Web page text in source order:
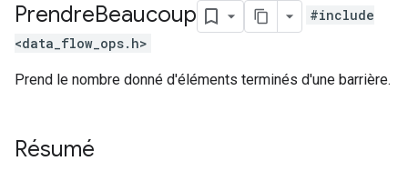
PrendreBeaucoup
#include
<data_flow_ops.h>
Prend le nombre donné d'éléments terminés d'une barrière.
Résumé